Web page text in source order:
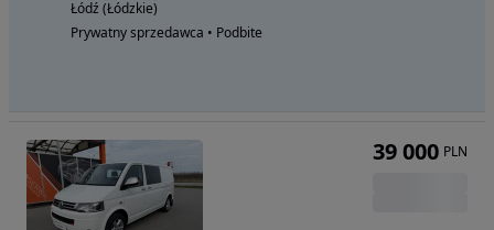
Łódź (Łódzkie)
Prywatny sprzedawca • Podbite
39 000 PLN